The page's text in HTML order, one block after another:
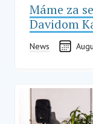
Máme za
Davidom
News